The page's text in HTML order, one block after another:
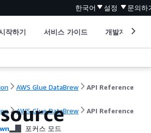
한국어 설정 문의하
작하기 서비스 가이드 개발자 도구
AWS Glue DataBrew API Reference
AWS Glue DataBrew API Reference
포커스 모드